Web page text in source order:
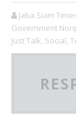
Jaba Siam
Government
Just Talk, Social,